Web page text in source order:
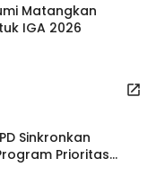
Matangkan
IGA 2026
Sinkronkan
Prioritas